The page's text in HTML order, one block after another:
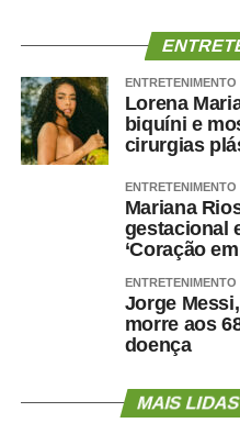
reduzir o gasto energético,
favorecer inflamação
como hipertensão,
elevado afetam os vasos
coração quanto o cérebro.
Por isso, preservar
questão estética. É uma
metabólica,
Como
?
ENTRETENIMENTO
Lorena
biquíni e
cirurgias
ENTRETENIMENTO
Mariana
gestacional
‘Coração em
ENTRETENIMENTO
Jorge
morre aos
doença
MAIS